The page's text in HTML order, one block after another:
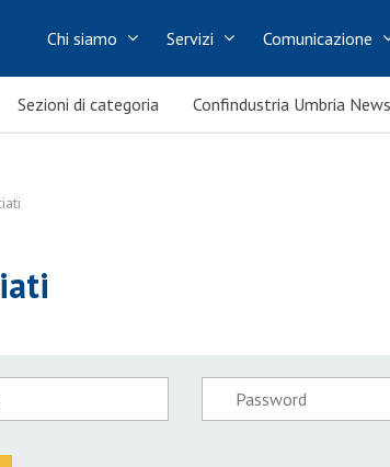
Chi siamo Servizi Comunicazione
Sezioni di categoria Confindustria Umbria News